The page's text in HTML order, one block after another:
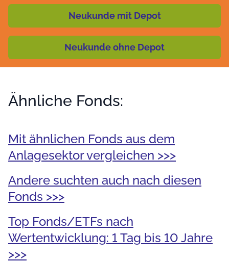
Neukunde mit Depot
Neukunde ohne Depot
Ähnliche Fonds:
Mit ähnlichen Fonds aus dem
Anlagesektor vergleichen >>>
Andere suchten auch nach diesen
Fonds >>>
Top Fonds/ETFs nach
Wertentwicklung: 1 Tag bis 10 Jahre
>>>